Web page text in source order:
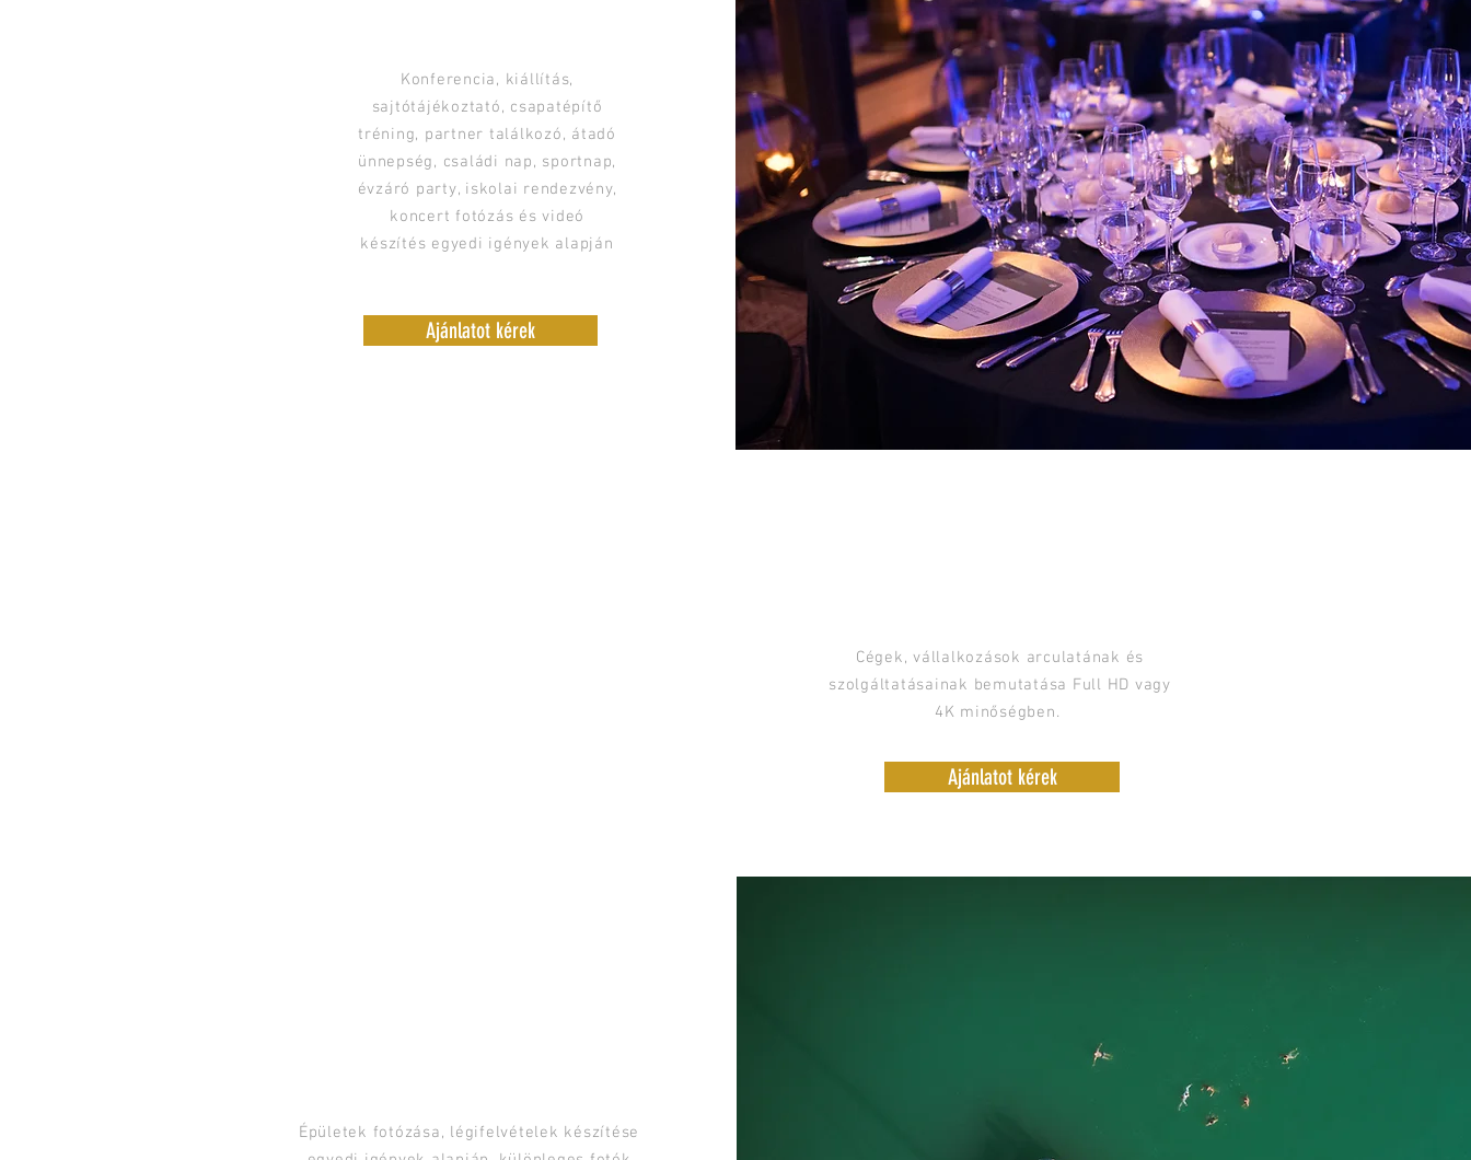
Konferencia, kiállítás,
sajtótájékoztató, csapatépítő
tréning, partner találkozó, átadó
ünnepség, családi nap, sportnap,
évzáró party, iskolai rendezvény,
koncert fotózás és videó
készítés egyedi igények alapján
Ajánlatot kérek
Cégek, vállalkozások arculatának és
szolgáltatásainak bemutatása Full HD vagy
4K minőségben.
Ajánlatot kérek
Épületek fotózása, légifelvételek készítése